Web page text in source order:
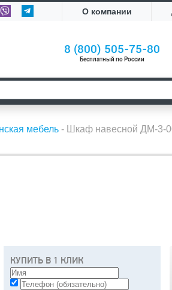
О компании
8 (800) 505-75-80
Бесплатный по России
мебель - Шкаф навесной ДМ-3-
КУПИТЬ В 1 КЛИК